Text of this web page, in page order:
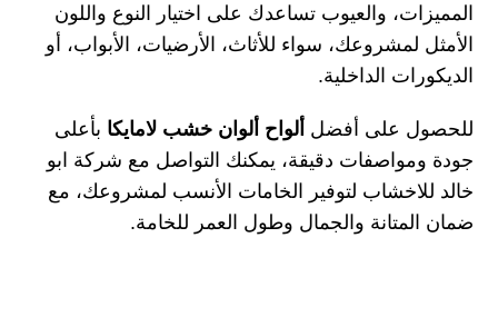
المميزات، والعيوب تساعدك على اختيار النوع واللون
الأمثل لمشروعك، سواء للأثاث، الأرضيات، الأبواب، أو
الديكورات الداخلية.
للحصول على أفضل ألواح ألوان خشب لامايكا بأعلى
جودة ومواصفات دقيقة، يمكنك التواصل مع شركة ابو
خالد للاخشاب لتوفير الخامات الأنسب لمشروعك، مع
ضمان المتانة والجمال وطول العمر للخامة.